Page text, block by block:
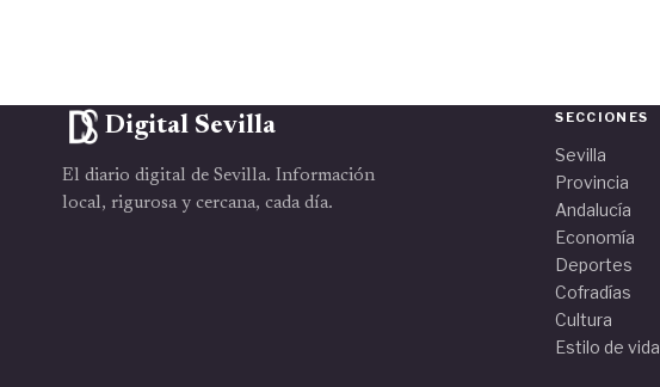
Digital Sevilla
El diario digital de Sevilla. Información
local, rigurosa y cercana, cada día.
SECCIONES
Sevilla
Provincia
Andalucía
Economía
Deportes
Cofradías
Cultura
Estilo de vida